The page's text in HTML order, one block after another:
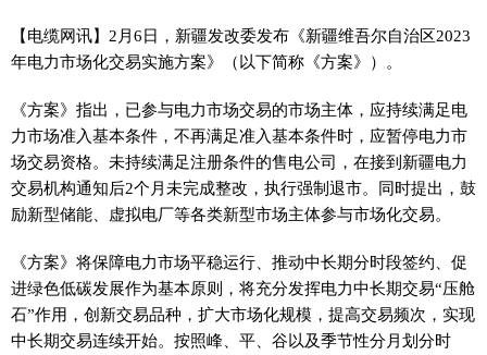
【电缆网讯】2月6日，新疆发改委发布《新疆维吾尔自治区2023
年电力市场化交易实施方案》（以下简称《方案》）。
《方案》指出，已参与电力市场交易的市场主体，应持续满足电
力市场准入基本条件，不再满足准入基本条件时，应暂停电力市
场交易资格。未持续满足注册条件的售电公司，在接到新疆电力
交易机构通知后2个月未完成整改，执行强制退市。同时提出，鼓
励新型储能、虚拟电厂等各类新型市场主体参与市场化交易。
《方案》将保障电力市场平稳运行、推动中长期分时段签约、促
进绿色低碳发展作为基本原则，将充分发挥电力中长期交易“压舱
石”作用，创新交易品种，扩大市场化规模，提高交易频次，实现
中长期交易连续开始。按照峰、平、谷以及季节性分月划分时